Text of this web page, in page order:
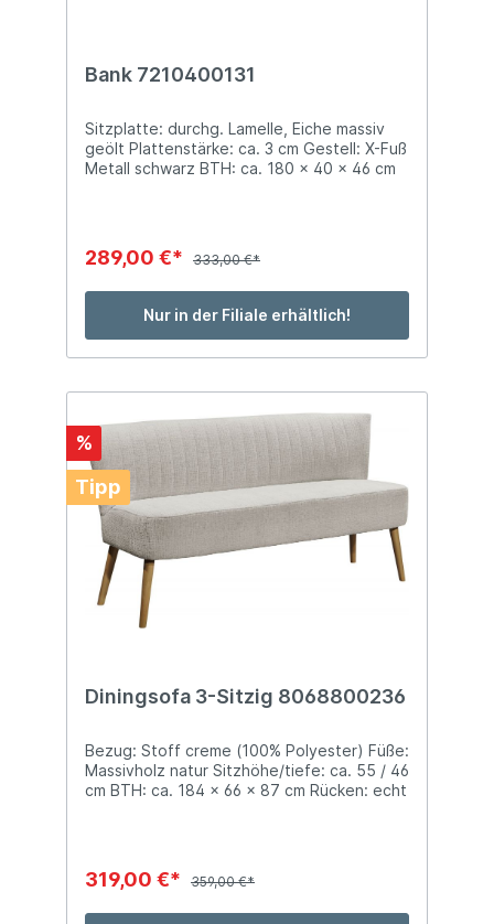
Bank 7210400131
Sitzplatte: durchg. Lamelle, Eiche massiv
geölt Plattenstärke: ca. 3 cm Gestell: X-Fuß
Metall schwarz BTH: ca. 180 x 40 x 46 cm
289,00 €* 333,00 €*
Nur in der Filiale erhältlich!
%
Tipp
Diningsofa 3-Sitzig 8068800236
Bezug: Stoff creme (100% Polyester) Füße:
Massivholz natur Sitzhöhe/tiefe: ca. 55 / 46
cm BTH: ca. 184 x 66 x 87 cm Rücken: echt
319,00 €* 359,00 €*